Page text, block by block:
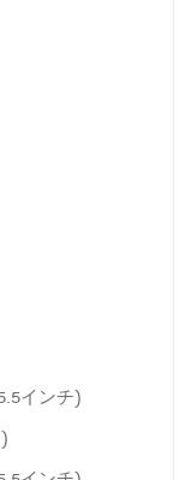
インチ)